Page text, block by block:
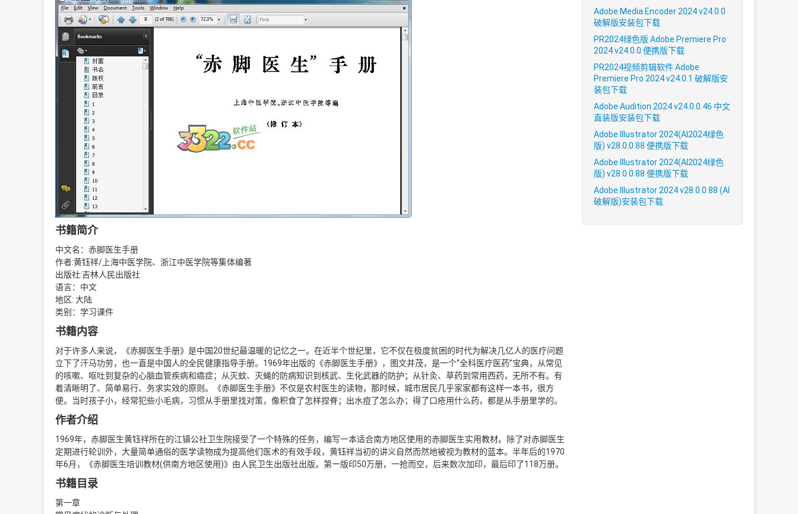
书籍简介
中文名：赤脚医生手册
作者:黄钰祥/上海中医学院、浙江中医学院等集体编著
出版社:吉林人民出版社
语言：中文
地区: 大陆
类别：学习课件
书籍内容
对于许多人来说，《赤脚医生手册》是中国20世纪最温暖的记忆之一。在近半个世纪里，它不仅在极度贫困的时代为解决几亿人的医疗问题
立下了汗马功劳，也一直是中国人的全民健康指导手册。1969年出版的《赤脚医生手册》，图文并茂，是一个“全科医疗医药”宝典，从常见
的咳嗽、呕吐到复杂的心脑血管疾病和癌症；从灭蚊、灭蝇的防病知识到核武、生化武器的防护；从针灸、草药到常用西药，无所不有。有
着清晰明了、简单易行、务求实效的原则。《赤脚医生手册》不仅是农村医生的读物，那时候，城市居民几乎家家都有这样一本书，很方
便。当时孩子小，经常犯些小毛病，习惯从手册里找对策，像积食了怎样捏脊；出水痘了怎么办；得了口疮用什么药，都是从手册里学的。
作者介绍
1969年，赤脚医生黄钰祥所在的江镇公社卫生院接受了一个特殊的任务，编写一本适合南方地区使用的赤脚医生实用教材。除了对赤脚医生
定期进行轮训外，大量简单通俗的医学读物成为提高他们医术的有效手段，黄钰祥当初的讲义自然而然地被视为教材的蓝本。半年后的1970
年6月，《赤脚医生培训教材(供南方地区使用)》由人民卫生出版社出版。第一版印50万册，一抢而空，后来数次加印，最后印了118万册。
书籍目录
第一章
Adobe Media Encoder 2024 v24.0.0
破解版安装包下载
PR2024绿色版 Adobe Premiere Pro
2024 v24.0.0 便携版下载
PR2024视频剪辑软件 Adobe
Premiere Pro 2024 v24.0.1 破解版安
装包下载
Adobe Audition 2024 v24.0.0.46 中文
直装版安装包下载
Adobe Illustrator 2024(AI2024绿色
版) v28.0.0.88 便携版下载
Adobe Illustrator 2024(AI2024绿色
版) v28.0.0.88 便携版下载
Adobe Illustrator 2024 v28.0.0.88 (AI
破解版)安装包下载